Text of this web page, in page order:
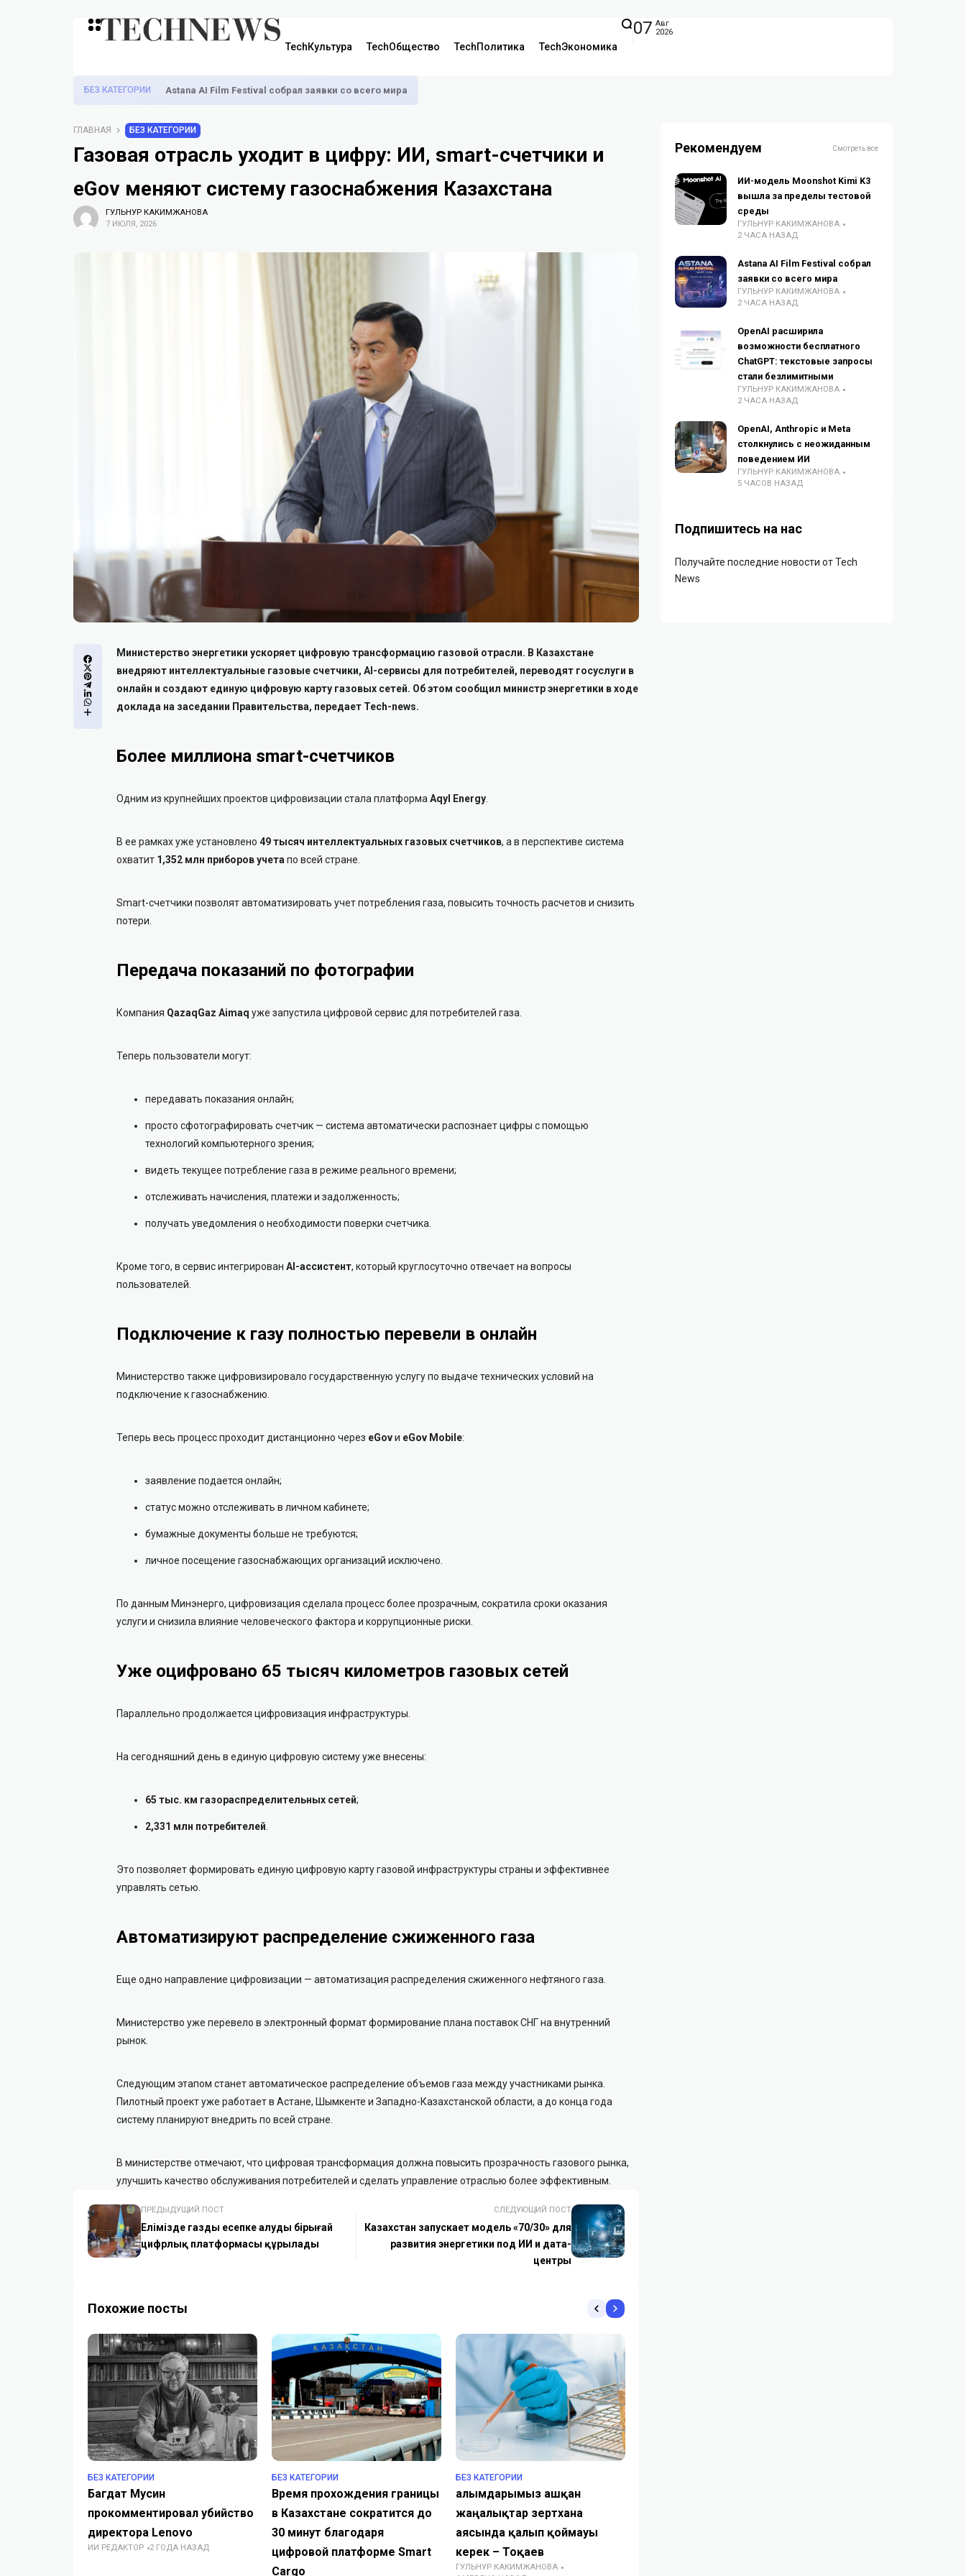
TechКультура TechОбщество TechПолитика TechЭкономика
07 Авг
2026
БЕЗ КАТЕГОРИИ Astana AI Film Festival собрал заявки со всего мира
ГЛАВНАЯ БЕЗ КАТЕГОРИИ
Газовая отрасль уходит в цифру: ИИ, smart-счетчики и
eGov меняют систему газоснабжения Казахстана
ГУЛЬНУР КАКИМЖАНОВА
7 ИЮЛЯ, 2026
Министерство энергетики ускоряет цифровую трансформацию газовой отрасли. В Казахстане
внедряют интеллектуальные газовые счетчики, AI-сервисы для потребителей, переводят госуслуги в
онлайн и создают единую цифровую карту газовых сетей. Об этом сообщил министр энергетики в ходе
доклада на заседании Правительства, передает Tech-news.
Более миллиона smart-счетчиков
Одним из крупнейших проектов цифровизации стала платформа Aqyl Energy
В ее рамках уже установлено 49 тысяч интеллектуальных газовых счетчиков, а в перспективе система
охватит 1,352 млн приборов учета по всей стране.
Smart-счетчики позволят автоматизировать учет потребления газа, повысить точность расчетов и снизить
потери.
Передача показаний по фотографии
Компания QazaqGaz Aimaq уже запустила цифровой сервис для потребителей газа.
Теперь пользователи могут:
передавать показания онлайн;
просто сфотографировать счетчик — система автоматически распознает цифры с помощью
технологий компьютерного зрения;
видеть текущее потребление газа в режиме реального времени;
отслеживать начисления, платежи и задолженность;
получать уведомления о необходимости поверки счетчика.
Кроме того, в сервис интегрирован AI-ассистент, который круглосуточно отвечает на вопросы
пользователей.
Подключение к газу полностью перевели в онлайн
Министерство также цифровизировало государственную услугу по выдаче технических условий на
подключение к газоснабжению.
Теперь весь процесс проходит дистанционно через eGovи eGov Mobile:
заявление подается онлайн;
статус можно отслеживать в личном кабинете;
бумажные документы больше не требуются;
личное посещение газоснабжающих организаций исключено.
По данным Минэнерго, цифровизация сделала процесс более прозрачным, сократила сроки оказания
услуги и снизила влияние человеческого фактора и коррупционные риски.
Уже оцифровано 65 тысяч километров газовых сетей
Параллельно продолжается цифровизация инфраструктуры.
На сегодняшний день в единую цифровую систему уже внесены:
65 тыс. км газораспределительных сетей;
2,331 млн потребителей
Это позволяет формировать единую цифровую карту газовой инфраструктуры страны и эффективнее
управлять сетью.
Автоматизируют распределение сжиженного газа
Еще одно направление цифровизации — автоматизация распределения сжиженного нефтяного газа.
Министерство уже перевело в электронный формат формирование плана поставок СНГ на внутренний
рынок.
Следующим этапом станет автоматическое распределение объемов газа между участниками рынка.
Пилотный проект уже работает в Астане, Шымкенте и Западно-Казахстанской области, а до конца года
систему планируют внедрить по всей стране.
В министерстве отмечают, что цифровая трансформация должна повысить прозрачность газового рынка,
улучшить качество обслуживания потребителей и сделать управление отраслью более эффективным.
ПРЕДЫДУЩИЙ ПОСТ
Елімізде газды есепке алудың бірыңғай
цифрлық платформасы құрылады
СЛЕДУЮЩИЙ ПОСТ
Казахстан запускает модель «70/30» для
развития энергетики под ИИ и дата-
центры
Похожие посты
БЕЗ КАТЕГОРИИ
Багдат Мусин
прокомментировал убийство
директора Lenovo
ИИ РЕДАКТОР 2 ГОДА НАЗАД
БЕЗ КАТЕГОРИИ
Время прохождения границы
в Казахстане сократится до
30 минут благодаря
цифровой платформе Smart
Cargo
БЕЗ КАТЕГОРИИ
Ғалымдарымыз ашқан
жаңалықтар зертхана
аясында қалып қоймауы
керек – Тоқаев
ГУЛЬНУР КАКИМЖАНОВА
Рекомендуем Смотреть все
ИИ-модель Moonshot Kimi K3
вышла за пределы тестовой
среды
ГУЛЬНУР КАКИМЖАНОВА
2 ЧАСА НАЗАД
Astana AI Film Festival собрал
заявки со всего мира
ГУЛЬНУР КАКИМЖАНОВА
2 ЧАСА НАЗАД
OpenAI расширила
возможности бесплатного
ChatGPT: текстовые запросы
стали безлимитными
ГУЛЬНУР КАКИМЖАНОВА
2 ЧАСА НАЗАД
OpenAI, Anthropic и Meta
столкнулись с неожиданным
поведением ИИ
ГУЛЬНУР КАКИМЖАНОВА
5 ЧАСОВ НАЗАД
Подпишитесь на нас
Получайте последние новости от Tech
News